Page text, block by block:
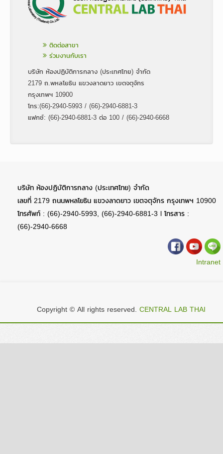
ติดต่อสาขา
ร่วมงานกับเรา
บริษัท ห้องปฏิบัติการกลาง (ประเทศไทย) จำกัด
2179 ถ.พหลโยธิน แขวงลาดยาว เขตจตุจักร
กรุงเทพฯ 10900
โทร:(66)-2940-5993 / (66)-2940-6881-3
แฟกซ์: (66)-2940-6881-3 ต่อ 100 / (66)-2940-6668
บริษัท ห้องปฏิบัติการกลาง (ประเทศไทย) จำกัด
เลขที่ 2179 ถนนพหลโยธิน แขวงลาดยาว เขตจตุจักร กรุงเทพฯ 10900
โทรศัพท์ : (66)-2940-5993, (66)-2940-6881-3 l โทรสาร :
(66)-2940-6668
Intranet
Copyright © All rights reserved. CENTRAL LAB THAI